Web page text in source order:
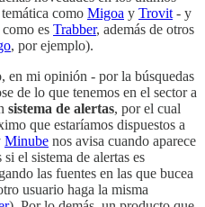
como Migoa y Trovit - y
es Trabber, además de otros
, por ejemplo).
en mi opinión - por la búsquedas
de lo que tenemos en el sector a
sistema de alertas, por el cual
que estaríamos dispuestos a
Minube nos avisa cuando aparece
el sistema de alertas es
las fuentes en las que bucea
usuario haga la misma